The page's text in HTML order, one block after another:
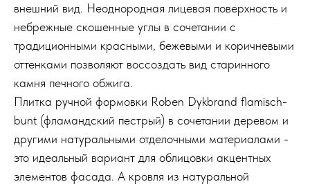
внешний вид. Неоднородная лицевая поверхность и
небрежные скошенные углы в сочетании с
традиционными красными, бежевыми и коричневыми
оттенками позволяют воссоздать вид старинного
камня печного обжига.
Плитка ручной формовки Roben Dykbrand flamisch-
bunt (фламандский пестрый) в сочетании деревом и
другими натуральными отделочными материалами -
это идеальный вариант для облицовки акцентных
элементов фасада. А кровля из натуральной